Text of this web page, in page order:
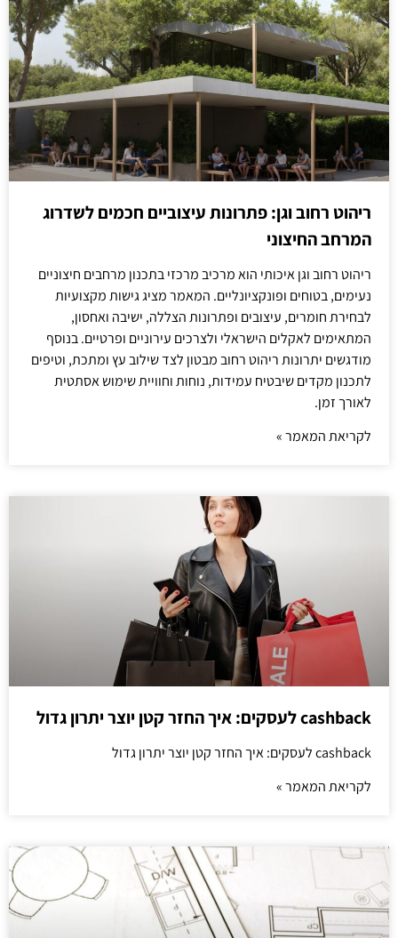
ריהוט רחוב וגן: פתרונות עיצוביים חכמים לשדרוג
המרחב החיצוני
ריהוט רחוב וגן איכותי הוא מרכיב מרכזי בתכנון מרחבים חיצוניים
נעימים, בטוחים ופונקציונליים. המאמר מציג גישות מקצועיות
לבחירת חומרים, עיצובים ופתרונות הצללה, ישיבה ואחסון,
המתאימים לאקלים הישראלי ולצרכים עירוניים ופרטיים. בנוסף
מודגשים יתרונות ריהוט רחוב מבטון לצד שילוב עץ ומתכת, וטיפים
לתכנון מקדים שיבטיח עמידות, נוחות וחוויית שימוש אסתטית
לאורך זמן.
לקריאת המאמר »
cashback לעסקים: איך החזר קטן יוצר יתרון גדול
cashback לעסקים: איך החזר קטן יוצר יתרון גדול
לקריאת המאמר »